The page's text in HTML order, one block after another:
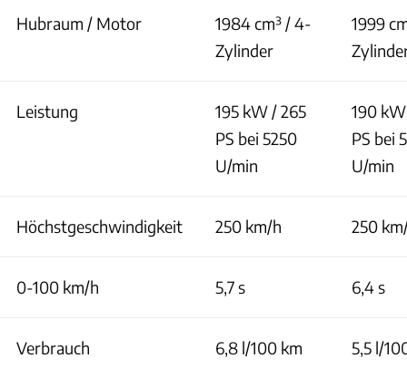
Hubraum / Motor
1984 cm³ / 4-
Zylinder
1999
Leistung
195 kW / 265
PS bei 5250
U/min
190
PS bei
U/min
Höchstgeschwindigkeit 250 km/h 250
0-100 km/h 5,7 s 6,4 s
Verbrauch 6,8 l/100 km 5,5 l/